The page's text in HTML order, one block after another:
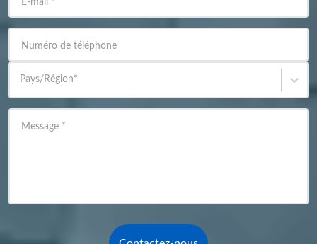
E-mail *
Numéro de téléphone
Pays/Région*
Message *